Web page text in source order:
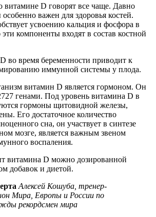
витамине D говорят все чаще. Давно
важен для здоровья костей.
усвоению кальция и фосфора в
компоненты входят в состав костной
во время беременности приводит к
иммунной системы у плода.
витамин D является гормоном. Он
генами. Под уровень витамина D в
гормоны щитовидной железы,
Его достаточное количество
сна, он участвует в синтезе
мозге, является важным звеном
воспаления.
витамина D можно дозированной
добавок и диетой.
Алексей Кошуба, тренер-
Мира, Европы и России по
рекордсмен мира